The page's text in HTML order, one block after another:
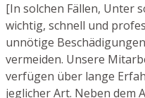
[In solchen Fällen, Unter
wichtig, schnell und
unnötige
vermeiden. Unsere
verfügen über lange
jeglicher Art. Neben dem